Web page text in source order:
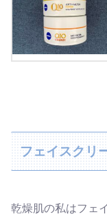
フェイスクリ
乾燥肌の私はフェ